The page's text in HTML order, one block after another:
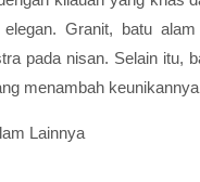
Granit, batu
pada nisan. Selain itu,
menambah
Lainnya